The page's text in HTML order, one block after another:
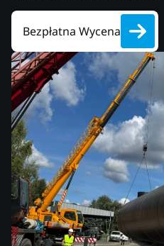
Bezpłatna Wycena